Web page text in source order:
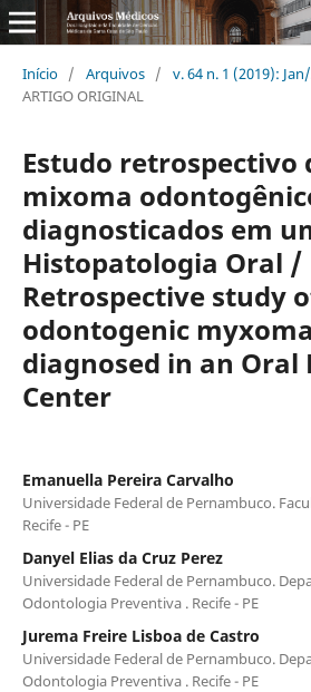
Início / Arquivos / v. 64 n. 1 (2019):
ARTIGO ORIGINAL
Estudo retrospectivo
mixoma
diagnosticados em
Histopatologia Oral /
Retrospective study
odontogenic
diagnosed in an Oral
Center
Emanuella Pereira Carvalho
Universidade Federal de Pernambuco.
Recife - PE
Danyel Elias da Cruz Perez
Universidade Federal de Pernambuco.
Odontologia Preventiva . Recife - PE
Jurema Freire Lisboa de Castro
Universidade Federal de Pernambuco.
Odontologia Preventiva . Recife - PE